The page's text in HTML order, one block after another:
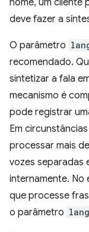
nome, um cliente
deve fazer a
O parâmetro
recomendado.
sintetizar a fala
mecanismo é
pode registrar
Em
processar mais
vozes separadas
internamente. No
que processe
o parâmetro lang